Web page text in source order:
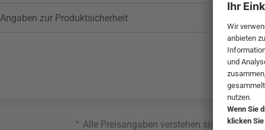
Angaben zur Produktsicherheit
* Alle Preisangaben verstehen sich inklusive